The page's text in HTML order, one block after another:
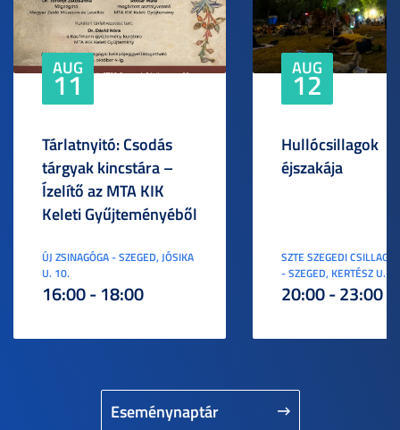
Eseménynaptár
AUG
11
Tárlatnyitó: Csodás
tárgyak kincstára –
Ízelítő az MTA KIK
Keleti Gyűjteményéből
ÚJ ZSINAGÓGA - SZEGED, JÓSIKA
U. 10.
16:00 - 18:00
AUG
12
Hullócsillagok
éjszakája
SZTE SZEGEDI
- SZEGED, KERTÉSZ U. 3.
20:00 - 23:00